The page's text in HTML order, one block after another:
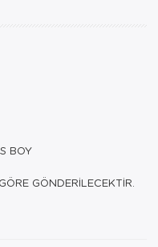
BOY
GÖNDERİLECEKTİR.